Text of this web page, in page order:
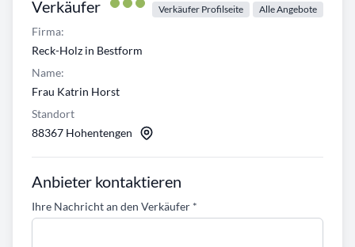
Verkäufer Verkäufer Profilseite Alle Angebote
Firma:
Reck-Holz in Bestform
Name:
Frau Katrin Horst
Standort
88367 Hohentengen
Anbieter kontaktieren
Ihre Nachricht an den Verkäufer *